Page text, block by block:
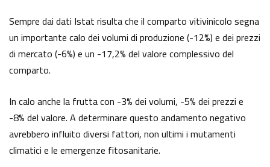
Sempre dai dati Istat risulta che il comparto vitivinicolo segna
un importante calo dei volumi di produzione (-12%) e dei prezzi
di mercato (-6%) e un -17,2% del valore complessivo del
comparto.
In calo anche la frutta con -3% dei volumi, -5% dei prezzi e
-8% del valore. A determinare questo andamento negativo
avrebbero influito diversi fattori, non ultimi i mutamenti
climatici e le emergenze fitosanitarie.